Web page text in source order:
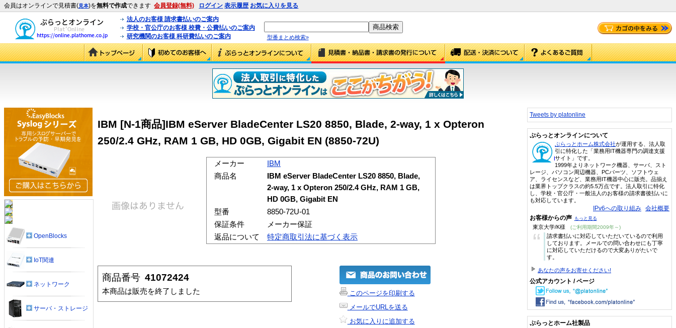
会員はオンラインで見積書(見本)を無料で作成できます 会員登録(無料) ログイン 表示履歴 お気に入りを見る
法人のお客様 請求書払いのご案内
学校・官公庁のお客様 校費・公費払いのご案内
研究機関のお客様 科研費払いのご案内
型番まとめ検索»
IBM [N-1商品]IBM eServer BladeCenter LS20 8850, Blade, 2-way, 1 x Opteron
250/2.4 GHz, RAM 1 GB, HD 0GB, Gigabit EN (8850-72U)
メーカー
IBM
商品名
IBM eServer BladeCenter LS20 8850, Blade,
2-way, 1 x Opteron 250/2.4 GHz, RAM 1 GB,
HD 0GB, Gigabit EN
型番
8850-72U-01
保証条件
メーカー保証
返品について
特定商取引法に基づく表示
商品番号 41072424
本商品は販売を終了しました
このページを印刷する
メールでURLを送る
お気に入りに追加する
OpenBlocks
IoT関連
ネットワーク
サーバ・ストレージ
Tweets by platonline
ぷらっとオンラインについて
ぷらっとホーム株式会社が運用する、法人取
引に特化した「業務用IT機器専門の調達支援
サイト」です。
1999年よりネットワーク機器、サーバ、スト
レージ、パソコン周辺機器、PCパーツ、ソフトウェ
ア、ライセンスなど、業務用IT機器中心に販売。品揃え
は業界トップクラスの約5.5万点です。法人取引に特化
し、学校・官公庁・一般法人のお客様の請求書後払いに
も対応しています。
IPv6への取り組み 会社概要
お客様からの声 もっと見る
東京大学/K様 (ご利用期間2009年～)
“
請求書払いに対応していただいているので利用
しております。メールでの問い合わせにも丁寧
に対応していただけるので大変ありがたいで
す。
あなたの声をお寄せください!
公式アカウント / ページ
ぷらっとホーム社製品